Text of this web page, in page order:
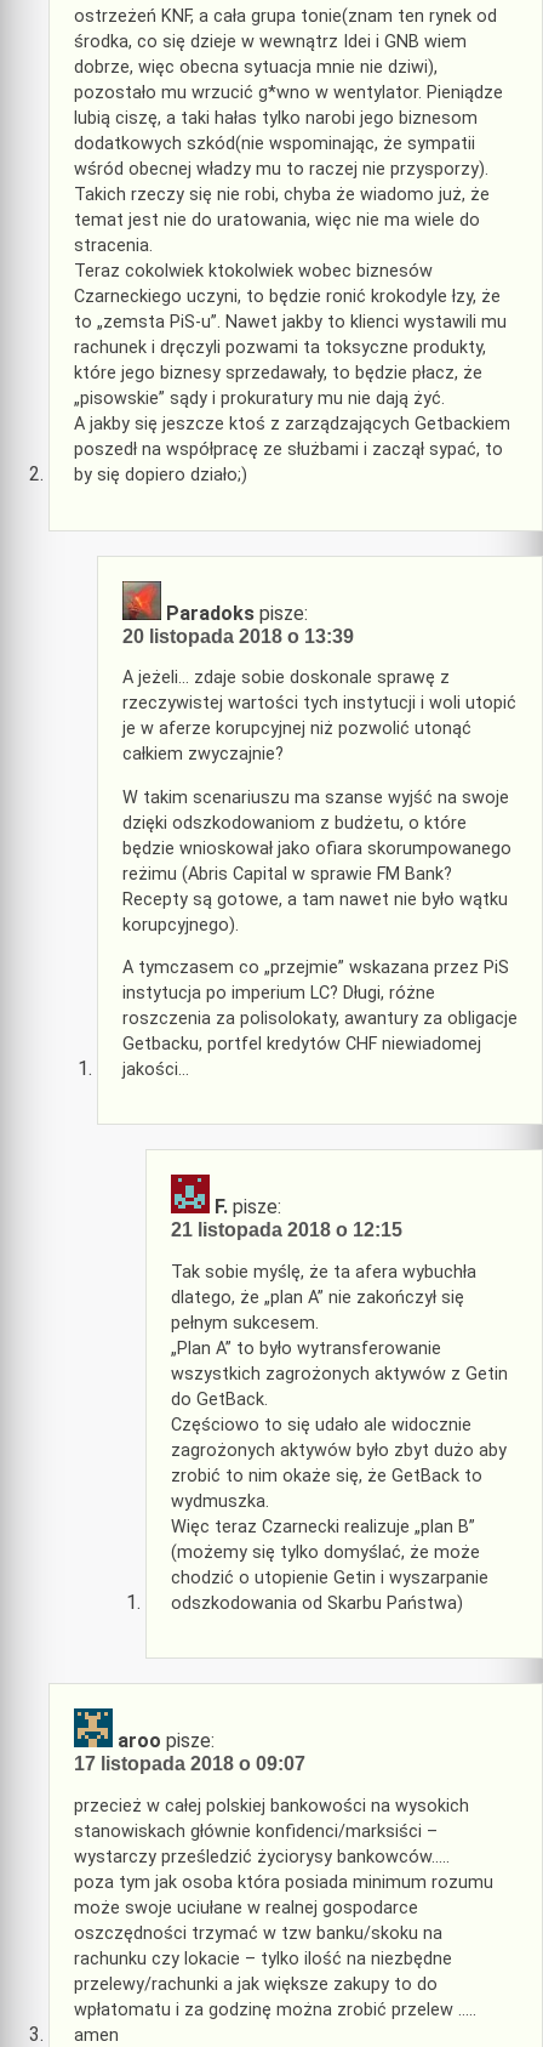
ostrzeżeń KNF, a cała grupa tonie(znam ten rynek od
środka, co się dzieje w wewnątrz Idei i GNB wiem
dobrze, więc obecna sytuacja mnie nie dziwi),
pozostało mu wrzucić g*wno w wentylator. Pieniądze
lubią ciszę, a taki hałas tylko narobi jego biznesom
dodatkowych szkód(nie wspominając, że sympatii
wśród obecnej władzy mu to raczej nie przysporzy).
Takich rzeczy się nie robi, chyba że wiadomo już, że
temat jest nie do uratowania, więc nie ma wiele do
stracenia.
Teraz cokolwiek ktokolwiek wobec biznesów
Czarneckiego uczyni, to będzie ronić krokodyle łzy, że
to „zemsta PiS-u”. Nawet jakby to klienci wystawili mu
rachunek i dręczyli pozwami ta toksyczne produkty,
które jego biznesy sprzedawały, to będzie płacz, że
„pisowskie” sądy i prokuratury mu nie dają żyć.
A jakby się jeszcze ktoś z zarządzających Getbackiem
poszedł na współpracę ze służbami i zaczął sypać, to
by się dopiero działo;)
Paradoks pisze:
20 listopada 2018 o 13:39
A jeżeli… zdaje sobie doskonale sprawę z
rzeczywistej wartości tych instytucji i woli utopić
je w aferze korupcyjnej niż pozwolić utonąć
całkiem zwyczajnie?
W takim scenariuszu ma szanse wyjść na swoje
dzięki odszkodowaniom z budżetu, o które
będzie wnioskował jako ofiara skorumpowanego
reżimu (Abris Capital w sprawie FM Bank?
Recepty są gotowe, a tam nawet nie było wątku
korupcyjnego).
A tymczasem co „przejmie” wskazana przez PiS
instytucja po imperium LC? Długi, różne
roszczenia za polisolokaty, awantury za obligacje
Getbacku, portfel kredytów CHF niewiadomej
jakości…
F. pisze:
21 listopada 2018 o 12:15
Tak sobie myślę, że ta afera wybuchła
dlatego, że „plan A” nie zakończył się
pełnym sukcesem.
„Plan A” to było wytransferowanie
wszystkich zagrożonych aktywów z Getin
do GetBack.
Częściowo to się udało ale widocznie
zagrożonych aktywów było zbyt dużo aby
zrobić to nim okaże się, że GetBack to
wydmuszka.
Więc teraz Czarnecki realizuje „plan B”
(możemy się tylko domyślać, że może
chodzić o utopienie Getin i wyszarpanie
odszkodowania od Skarbu Państwa)
aroo pisze:
17 listopada 2018 o 09:07
przecież w całej polskiej bankowości na wysokich
stanowiskach głównie konfidenci/marksiści –
wystarczy prześledzić życiorysy bankowców…..
poza tym jak osoba która posiada minimum rozumu
może swoje uciułane w realnej gospodarce
oszczędności trzymać w tzw banku/skoku na
rachunku czy lokacie – tylko ilość na niezbędne
przelewy/rachunki a jak większe zakupy to do
wpłatomatu i za godzinę można zrobić przelew …..
amen